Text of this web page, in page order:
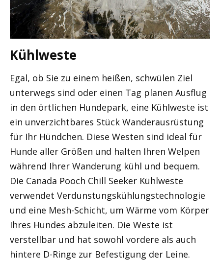
Kühlweste
Egal, ob Sie zu einem heißen, schwülen Ziel
unterwegs sind oder einen Tag planen Ausflug
in den örtlichen Hundepark, eine Kühlweste ist
ein unverzichtbares Stück Wanderausrüstung
für Ihr Hündchen. Diese Westen sind ideal für
Hunde aller Größen und halten Ihren Welpen
während Ihrer Wanderung kühl und bequem.
Die Canada Pooch Chill Seeker Kühlweste
verwendet Verdunstungskühlungstechnologie
und eine Mesh-Schicht, um Wärme vom Körper
Ihres Hundes abzuleiten. Die Weste ist
verstellbar und hat sowohl vordere als auch
hintere D-Ringe zur Befestigung der Leine.